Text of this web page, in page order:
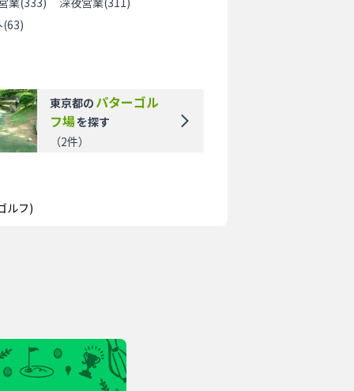
(63)
東京都の パターゴル
フ場を探す
（2件）
ルフ)